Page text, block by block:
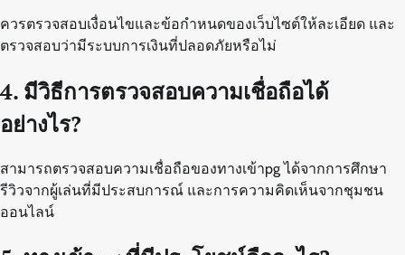
ควรตรวจสอบเงื่อนไขและข้อกำหนดของเว็บไซต์ให้ละเอียด และ
ตรวจสอบว่ามีระบบการเงินที่ปลอดภัยหรือไม่
4. มีวิธีการตรวจสอบความเชื่อถือได้
อย่างไร?
สามารถตรวจสอบความเชื่อถือของทางเข้าpg ได้จากการศึกษา
รีวิวจากผู้เล่นที่มีประสบการณ์ และการความคิดเห็นจากชุมชน
ออนไลน์